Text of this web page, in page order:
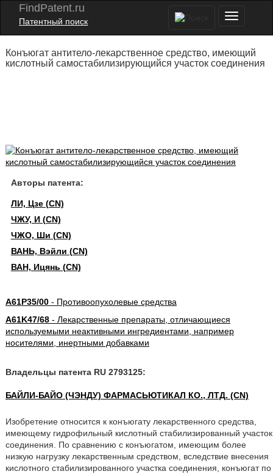
FindPatent.ru
Патентный поиск
Конъюгат антитело-лекарственное средство, имеющий
кислотный самостабилизирующийся участок соединения
Авторы патента:
ЛИ, Цзе (CN)
ЧЖУ, И (CN)
ЧЖО, Ши (CN)
ВАНЬ, Вэйли (CN)
ВАН, Ицянь (CN)
A61P35/00- Противоопухолевые средства
A61K47/68- Лекарственные препараты, отличающиеся
используемыми неактивными ингредиентами, например
носителями, инертными добавками
Владельцы патента RU 2793125:
БАЙЛИ-БАЙО (ЧЭНДУ) ФАРМАСЬЮТИКАЛ КО., ЛТД. (CN)
Изобретение относится к конъюгату лекарственного средства,
имеющему гидрофильный кислотный стабилизированный участок
соединения. По сравнению с конъюгатом, имеющим более
низкую нагрузку лекарственным средством, вследствие внесения
кислотного стабилизированного участка соединения, конъюгат по